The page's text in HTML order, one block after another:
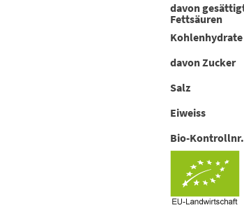
davon
Fettsäuren
Kohlenhydrate
davon Zucker
Salz
Eiweiss
Bio-Kontrollnr.